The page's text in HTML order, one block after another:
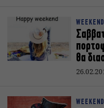
WEEKEND
θα
WEEKEND